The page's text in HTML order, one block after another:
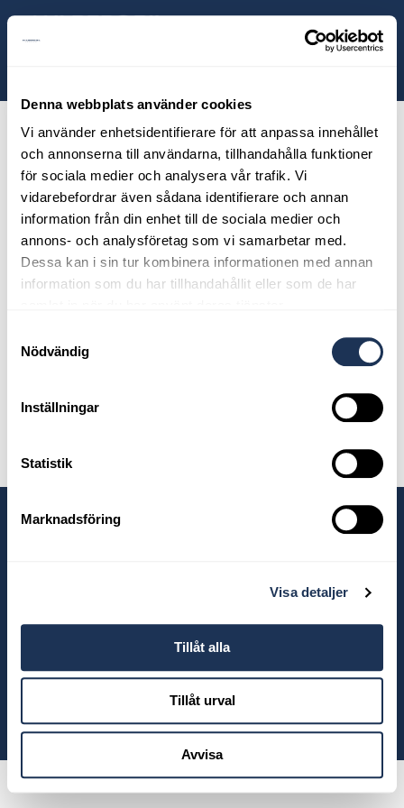
Denna webbplats använder cookies
Vi använder enhetsidentifierare för att anpassa innehållet
och annonserna till användarna, tillhandahålla funktioner
för sociala medier och analysera vår trafik. Vi
vidarebefordrar även sådana identifierare och annan
information från din enhet till de sociala medier och
annons- och analysföretag som vi samarbetar med.
Dessa kan i sin tur kombinera informationen med annan
information som du har tillhandahållit eller som de har
Nödvändig
Inställningar
Statistik
Marknadsföring
Visa detaljer
Tillåt alla
Tillåt urval
Avvisa
huvudinnehållet
Volvo
Selekt
Våra anläggningar
© 2026 Ahlberg Bil
Powered byWayke